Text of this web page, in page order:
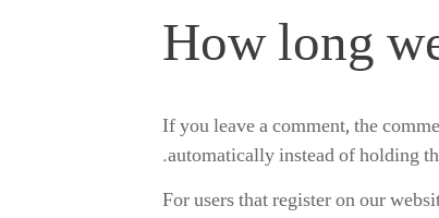
How long
If you leave a comment, the
automatically instead of holding
For users that register on our